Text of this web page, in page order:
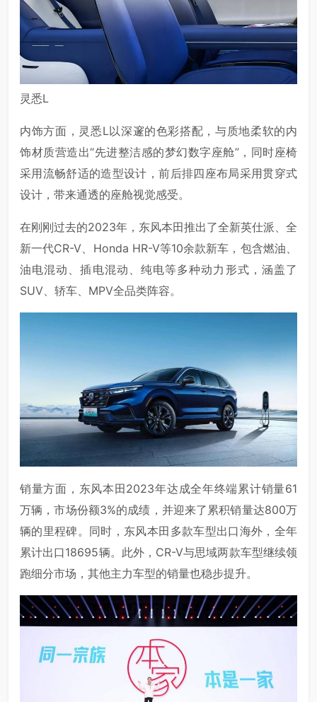
灵悉L
内饰方面，灵悉L以深邃的色彩搭配，与质地柔软的内
饰材质营造出“先进整洁感的梦幻数字座舱”，同时座椅
采用流畅舒适的造型设计，前后排四座布局采用贯穿式
设计，带来通透的座舱视觉感受。
在刚刚过去的2023年，东风本田推出了全新英仕派、全
新一代CR-V、Honda HR-V等10余款新车，包含燃油、
油电混动、插电混动、纯电等多种动力形式，涵盖了
SUV、轿车、MPV全品类阵容。
销量方面，东风本田2023年达成全年终端累计销量61
万辆，市场份额3%的成绩，并迎来了累积销量达800万
辆的里程碑。同时，东风本田多款车型出口海外，全年
累计出口18695辆。此外，CR-V与思域两款车型继续领
跑细分市场，其他主力车型的销量也稳步提升。